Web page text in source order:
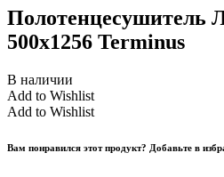
Полотенцесушитель
500х1256 Terminus
В наличии
Add to Wishlist
Add to Wishlist
Вам понравился этот продукт? Добавьте в